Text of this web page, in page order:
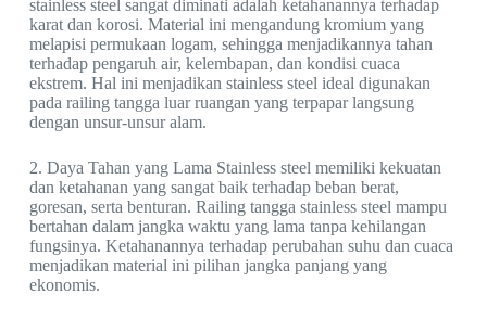
stainless steel sangat diminati adalah ketahanannya terhadap
karat dan korosi. Material ini mengandung kromium yang
melapisi permukaan logam, sehingga menjadikannya tahan
terhadap pengaruh air, kelembapan, dan kondisi cuaca
ekstrem. Hal ini menjadikan stainless steel ideal digunakan
pada railing tangga luar ruangan yang terpapar langsung
dengan unsur-unsur alam.
2. Daya Tahan yang Lama Stainless steel memiliki kekuatan
dan ketahanan yang sangat baik terhadap beban berat,
goresan, serta benturan. Railing tangga stainless steel mampu
bertahan dalam jangka waktu yang lama tanpa kehilangan
fungsinya. Ketahanannya terhadap perubahan suhu dan cuaca
menjadikan material ini pilihan jangka panjang yang
ekonomis.